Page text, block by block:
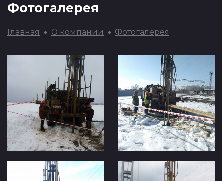
Фотогалерея
Главная О компании Фотогалерея